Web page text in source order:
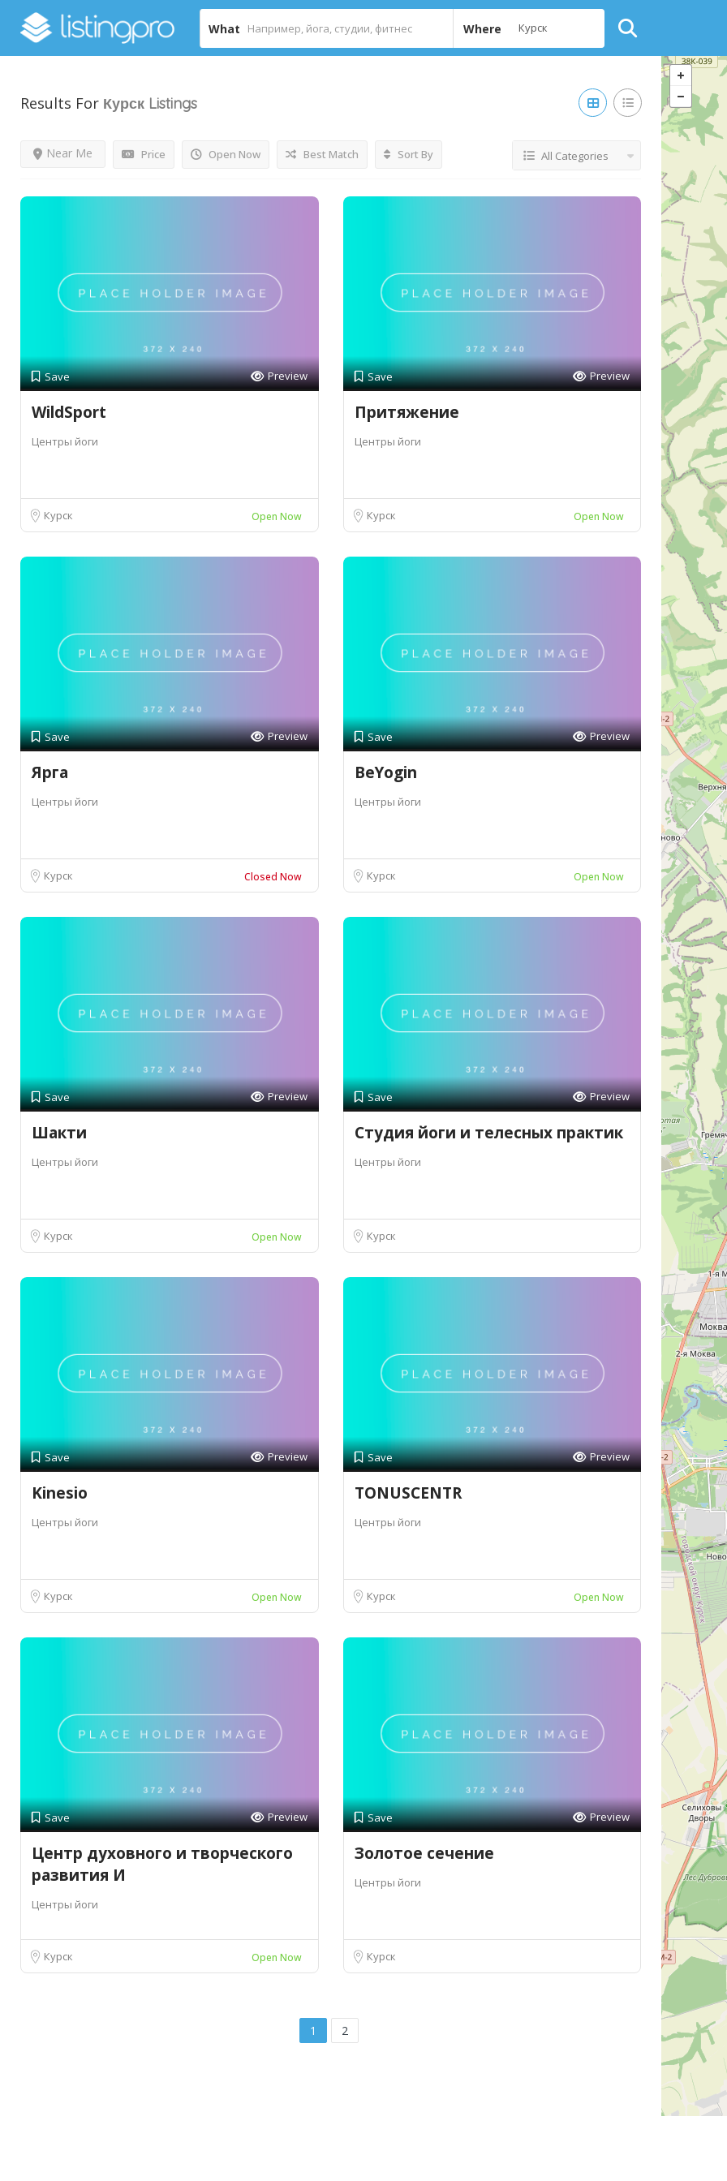
What Where
Results For Курск Listings
Price Open Now
Near Me Best Match Sort By All Categories
Save Preview
WildSport
Центры йоги
Курск Open Now
Save Preview
Притяжение
Центры йоги
Курск Open Now
Save Preview
Ярга
Центры йоги
Курск Closed Now
Save Preview
BeYogin
Центры йоги
Курск Open Now
Save Preview
Шакти
Центры йоги
Курск Open Now
Save Preview
Студия йоги и телесных практик
Центры йоги
Курск
Save Preview
Kinesio
Центры йоги
Курск Open Now
Save Preview
TONUSCENTR
Центры йоги
Курск Open Now
Save Preview
Центр духовного и творческого
развития И
Центры йоги
Курск Open Now
Save Preview
Золотое сечение
Центры йоги
Курск
1 2